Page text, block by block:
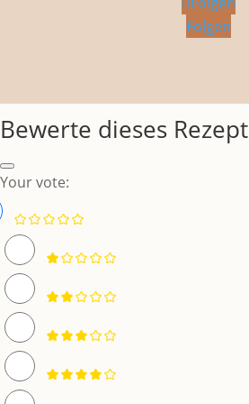
Folgen
Bewerte dieses Rezept
Your vote: